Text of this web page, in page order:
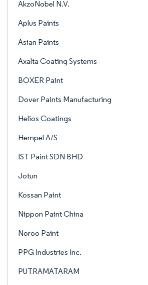
AkzoNobel N.V.
Aplus Paints
Asian Paints
Axalta Coating Systems
BOXER Paint
Dover Paints Manufacturing
Helios Coatings
Hempel A/S
IST Paint SDN BHD
Jotun
Kossan Paint
Nippon Paint China
Noroo Paint
PPG Industries Inc.
PUTRAMATARAM